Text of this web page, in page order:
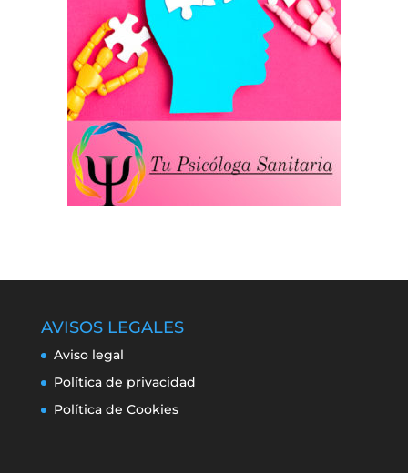
AVISOS LEGALES
Aviso legal
Política de privacidad
Política de Cookies